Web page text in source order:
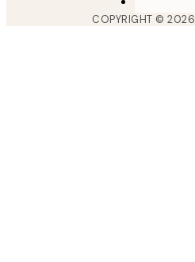
COPYRIGHT ©2026